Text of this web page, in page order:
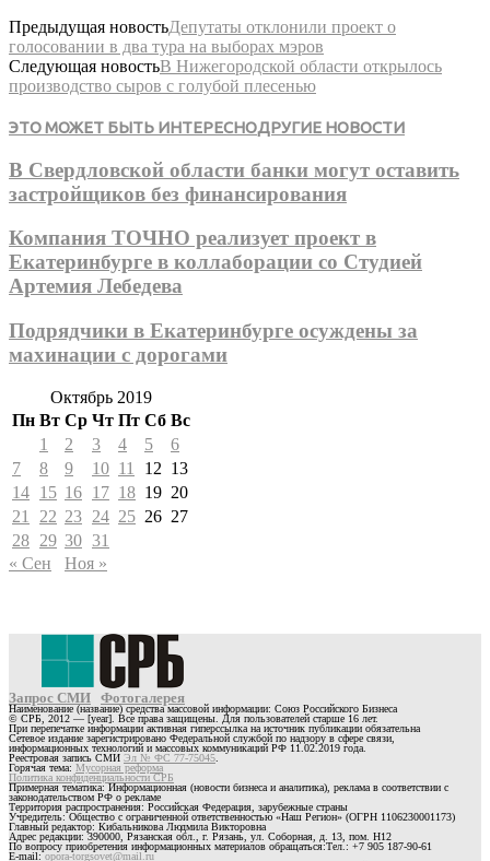
Предыдущая новостьДепутаты отклонили проект о
голосовании в два тура на выборах мэров
Следующая новостьВ Нижегородской области открылось
производство сыров с голубой плесенью
ЭТО МОЖЕТ БЫТЬ ИНТЕРЕСНОДРУГИЕ НОВОСТИ
В Свердловской области банки могут оставить
застройщиков без финансирования
Компания ТОЧНО реализует проект в
Екатеринбурге в коллаборации со Студией
Артемия Лебедева
Подрядчики в Екатеринбурге осуждены за
махинации с дорогами
Октябрь 2019
Пн Вт Ср Чт Пт Сб Вс
1
2 3 4 5
6
7
8 9 10 11 12 13
14 15 16 17 18 19 20
21
22 23 24 25 26 27
28 29 30 31
« Сен
Ноя »
Запрос СМИ Фотогалерея
Наименование (название) средства массовой информации: Союз Российского Бизнеса
© СРБ, 2012 — [year]. Все права защищены. Для пользователей старше 16 лет.
При перепечатке информации активная гиперссылка на источник публикации обязательна
Сетевое издание зарегистрировано Федеральной службой по надзору в сфере связи,
информационных технологий и массовых коммуникаций РФ 11.02.2019 года.
Реестровая запись СМИ Эл № ФС 77-75045
Горячая тема: Мусорная реформа
Политика конфиденциальности СРБ
Примерная тематика: Информационная (новости бизнеса и аналитика), реклама в соответствии с
законодательством РФ о рекламе
Территория распространения: Российская Федерация, зарубежные страны
Учредитель: Общество с ограниченной ответственностью «Наш Регион» (ОГРН 1106230001173)
Главный редактор: Кибальникова Людмила Викторовна
Адрес редакции: 390000, Рязанская обл., г. Рязань, ул. Соборная, д. 13, пом. Н12
По вопросу приобретения информационных материалов обращаться:Тел.: +7 905 187-90-61
E-mail:opora-torgsovet@mail.ru